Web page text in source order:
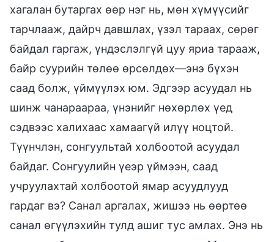
хагалан бутаргах өөр нэг нь, мөн хүмүүсийг
тарчлааж, дайрч давшлах, үзэл тараах, сөрөг
байдал гаргаж, үндэслэлгүй цуу яриа тарааж,
байр суурийн төлөө өрсөлдөх—энэ бүхэн
саад болж, үймүүлэх юм. Эдгээр асуудал нь
шинж чанараараа, үнэнийг нөхөрлөх үед
сэдвээс халихаас хамаагүй илүү ноцтой.
Түүнчлэн, сонгуультай холбоотой асуудал
байдаг. Сонгуулийн үеэр үймээн, саад
учруулахтай холбоотой ямар асуудлууд
гардаг вэ? Санал аргалах, жишээ нь өөртөө
санал өгүүлэхийн тулд ашиг тус амлах. Энэ нь